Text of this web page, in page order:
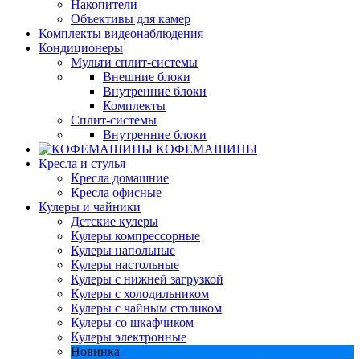
Накопители
Объективы для камер
Комплекты видеонаблюдения
Кондиционеры
Мульти сплит-системы
Внешние блоки
Внутренние блоки
Комплекты
Сплит-системы
Внутренние блоки
КОФЕМАШИНЫ
Кресла и стулья
Кресла домашние
Кресла офисные
Кулеры и чайники
Детские кулеры
Кулеры компрессорные
Кулеры напольные
Кулеры настольные
Кулеры с нижней загрузкой
Кулеры с холодильником
Кулеры с чайным столиком
Кулеры со шкафчиком
Кулеры электронные
Новинка